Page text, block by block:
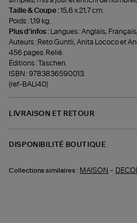
Taille & Coupe :15,6 x 21,7 cm.
Poids : 1,19 kg.
Plus d'infos :
Langues : Anglais,
Auteurs : Reto Guntli, Anita Lococo et
456 pages. Relié.
Éditions : Taschen.
ISBN : 9783836590013.
(ref-BALI40)
LIVRAISON ET RETOUR
DISPONIBILITÉ BOUTIQUE
Collections similaires : MAISON -